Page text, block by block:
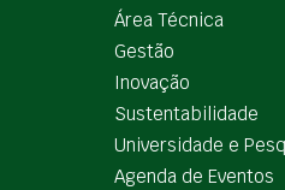
Área Técnica
Gestão
Inovação
Sustentabilidade
Universidade e
Agenda de Eventos